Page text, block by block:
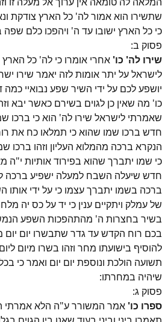
שתשירו הוא אמור לה' כל הארץ צודקת
כי כל הארץ ישובו עד ה' ויהפכו כלם
פסוק ב:
שירו לה' כו' אחרי אומרו כי לה' כל
לישראל על יתר אומות לזה יאמר שירו
יושפע לכם על ידי השיר שפע נבואיי כמה
כו' מה שאין כן לגוים בשירם כאשר יבא
שאמרתי לישראל שירו לה' הוא כי ברכו
חדש ברכו שמו שהוא כי תמלאו כח את
הנקרא ברכה מהמלוא העליון וזהו ברכו
כי שמו יתברך שהוא בפירוד אותיות י"ה
חדש שיעלה השבח למעלה ישפיע ברכה
ברכה בשמו יתברך עצמו כי על ידי אותו
של עמלק ויתקיים ענין כי יד על כס יה
בשיר בחצרות ה' מהתהפכות השפע
בכם רוח הקדש עד גדר שתבשרו יום
להוסיף בישועתו מחר וזהו בשרו מיום
תשועה הולכת ונוספת יום יום ואמר כי
שיהיה במחרתו:
פסוק ג:
ספרו כו' אמר המשורר ע"ה הלא אמרתי